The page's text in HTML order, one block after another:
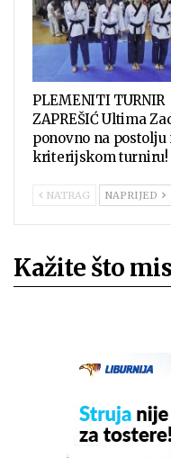
PLEMENITI TURNIR
ZAPREŠIĆ Ultima
ponovno na postolju
kriterijskom turniru!
NATRAG NAPRIJED
Kažite što